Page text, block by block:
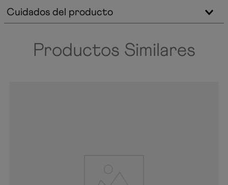
Cuidados del producto
Productos Similares